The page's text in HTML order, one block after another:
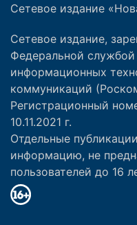
Сетевое издание
Сетевое издание,
Федеральной
информационных
коммуникаций
Регистрационный
10.11.2021 г.
Отдельные
информацию, не
пользователей до 16